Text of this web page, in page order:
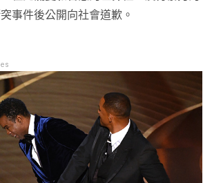
事件後公開向社會道歉。